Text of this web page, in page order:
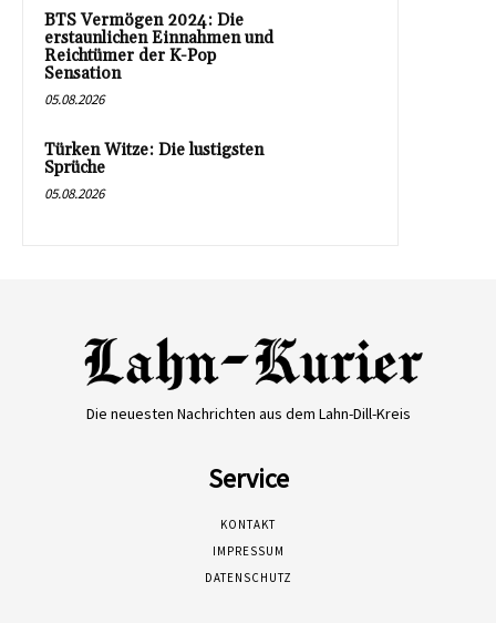
BTS Vermögen 2024: Die
erstaunlichen Einnahmen und
Reichtümer der K-Pop
Sensation
05.08.2026
Türken Witze: Die lustigsten
Sprüche
05.08.2026
Die neuesten Nachrichten aus dem Lahn-Dill-Kreis
Service
KONTAKT
IMPRESSUM
DATENSCHUTZ